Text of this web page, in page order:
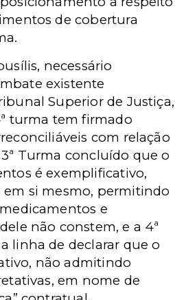
de cobertura
necessário
existente
Superior de Justiça,
turma tem firmado
com relação
Turma concluído que o
é exemplificativo,
em si mesmo, permitindo
e
não constem, e a 4ª
linha de declarar que o
não admitindo
em nome de